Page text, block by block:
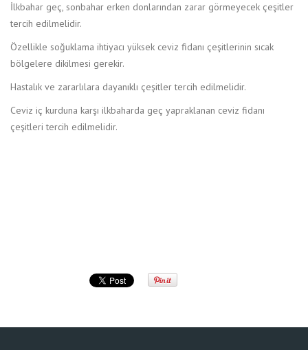
İlkbahar geç, sonbahar erken donlarından zarar görmeyecek çeşitler
tercih edilmelidir.
Özellikle soğuklama ihtiyacı yüksek ceviz fidanı çeşitlerinin sıcak
bölgelere dikilmesi gerekir.
Hastalık ve zararlılara dayanıklı çeşitler tercih edilmelidir.
Ceviz iç kurduna karşı ilkbaharda geç yapraklanan ceviz fidanı
çeşitleri tercih edilmelidir.